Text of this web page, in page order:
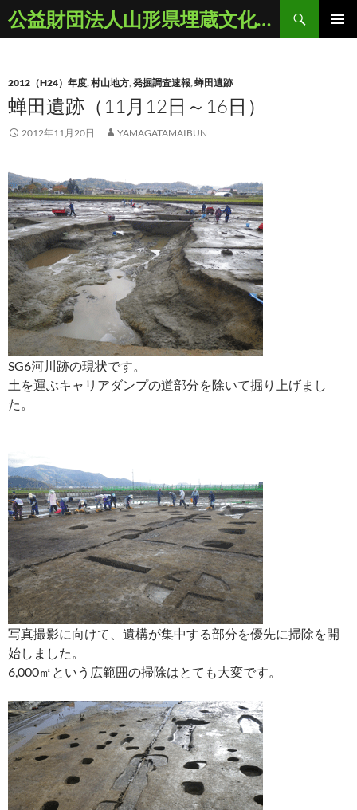
ン
ツ
へ
プ
公益財団法人山形県埋蔵文化財センター
検
索
2012（H24）年度,村山地方,発掘調査速報,蝉田遺跡
蝉田遺跡（11月12日～16日）
2012年11月20日 YAMAGATAMAIBUN
SG6河川跡の現状です。
土を運ぶキャリアダンプの道部分を除いて掘り上げまし
た。
写真撮影に向けて、遺構が集中する部分を優先に掃除を開
始しました。
6,000㎡という広範囲の掃除はとても大変です。